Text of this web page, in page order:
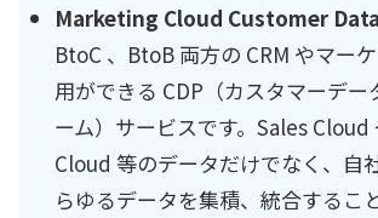
Marketing Cloud Customer
BtoC 、BtoB 両方の CRM やマー
用ができる CDP（カスタマーデー
ーム）サービスです。Sales
Cloud 等のデータだけでなく、自
らゆるデータを集積、統合するこ